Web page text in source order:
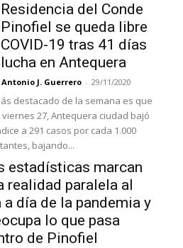
del Conde
se queda libre
19 tras 41 días
en Antequera
Antonio J. Guerrero - 29/11/2020
destacado de la semana es que
viernes 27, Antequera ciudad bajó
a 291 casos por cada 1.000
bajando...
estadísticas marcan
realidad paralela al
a día de la pandemia y
lo que pasa
de Pinofiel